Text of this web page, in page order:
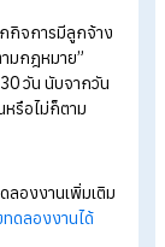
งานหรือทดลองงา
กงานทั่วไป ไม่เว้นแ
บรองแพทย์
า 32